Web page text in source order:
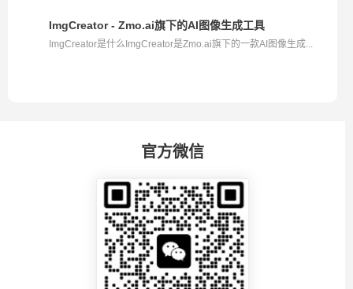
ImgCreator - Zmo.ai旗下的AI图像生成工具
ImgCreator是什么ImgCreator是Zmo.ai旗下的一款AI图像生成...
官方微信